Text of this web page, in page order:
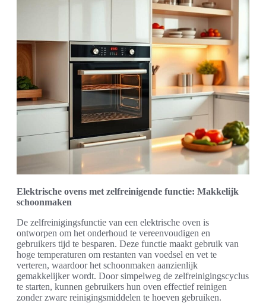
Elektrische ovens met zelfreinigende functie: Makkelijk
schoonmaken
De zelfreinigingsfunctie van een elektrische oven is
ontworpen om het onderhoud te vereenvoudigen en
gebruikers tijd te besparen. Deze functie maakt gebruik van
hoge temperaturen om restanten van voedsel en vet te
verteren, waardoor het schoonmaken aanzienlijk
gemakkelijker wordt. Door simpelweg de zelfreinigingscyclus
te starten, kunnen gebruikers hun oven effectief reinigen
zonder zware reinigingsmiddelen te hoeven gebruiken.